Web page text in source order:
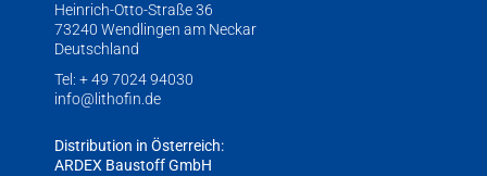
Heinrich-Otto-Straße 36
73240 Wendlingen am Neckar
Deutschland
Tel: + 49 7024 94030
info@lithofin.de
Distribution in Österreich:
ARDEX Baustoff GmbH